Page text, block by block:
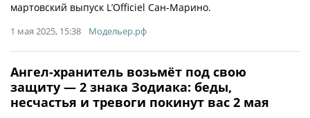
мартовский выпуск L’Officiel Сан-Марино.
1 мая 2025, 15:38 Модельер.рф
Ангел-хранитель возьмёт под свою
защиту — 2 знака Зодиака: беды,
несчастья и тревоги покинут вас 2 мая